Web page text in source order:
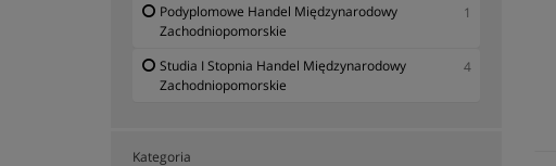
Podyplomowe Handel Międzynarodowy
Zachodniopomorskie
1
Studia I Stopnia Handel Międzynarodowy
Zachodniopomorskie
4
Kategoria